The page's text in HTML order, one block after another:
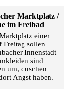
Marktplatz /
im Freibad
einer
Freitag sollen
Innenstadt
sind
um, duschen
Angst haben.